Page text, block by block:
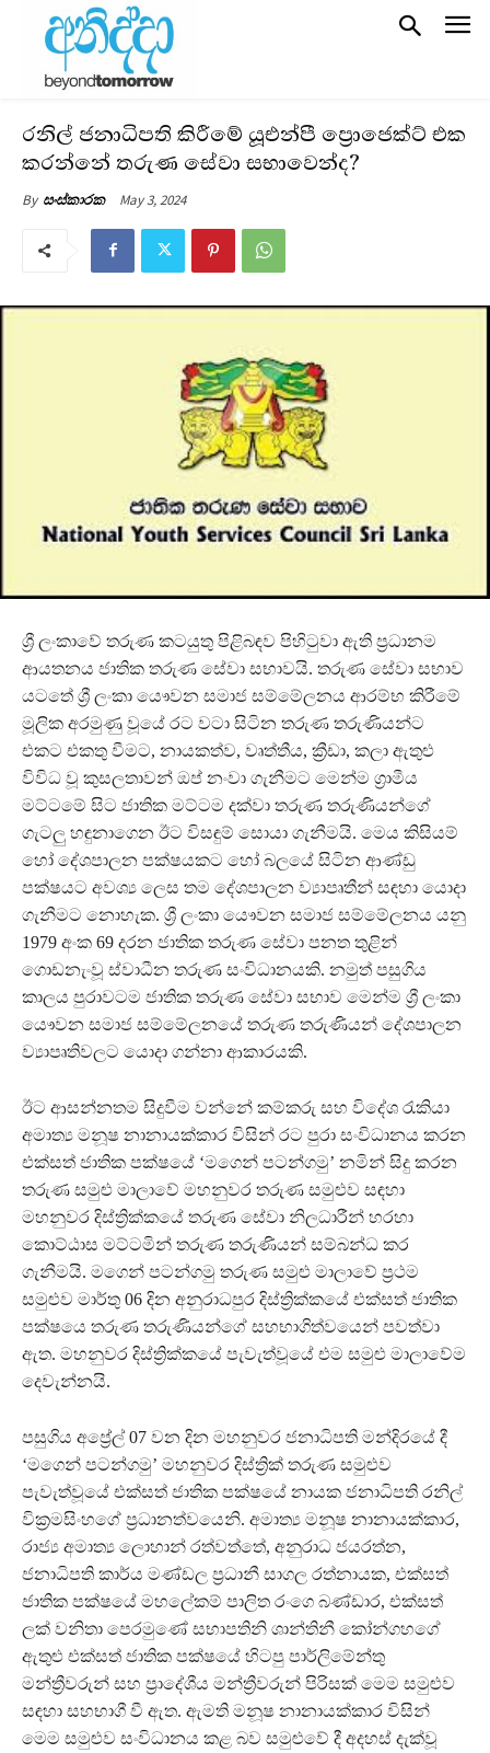
රනිල් ජනාධිපති කිරීමේ යූඑන්පී ප්‍රොජෙක්ට් එක
කරන්නේ තරුණ සේවා සභාවෙන්ද?
By සංස්කාරක May 3, 2024
ශ්‍රී ලංකාවේ තරුණ කටයුතු පිළිබඳව පිහිටුවා ඇති ප්‍රධානම
ආයතනය ජාතික තරුණ සේවා සභාවයි. තරුණ සේවා සභාව
යටතේ ශ්‍රී ලංකා යෞවන සමාජ සම්මේලනය ආරම්භ කිරීමේ
මූලික අරමුණු වූයේ රට වටා සිටින තරුණ තරුණියන්ට
එකට එකතු වීමට, නායකත්ව, වෘත්තීය, ක්‍රීඩා, කලා ඇතුළු
විවිධ වූ කුසලතාවන් ඔප් නංවා ගැනීමට මෙන්ම ග්‍රාමීය
මට්ටමේ සිට ජාතික මට්ටම දක්වා තරුණ තරුණියන්ගේ
ගැටලු හඳුනාගෙන ඊට විසඳුම් සොයා ගැනීමයි. මෙය කිසියම්
හෝ දේශපාලන පක්ෂයකට හෝ බලයේ සිටින ආණ්ඩු
පක්ෂයට අවශ්‍ය ලෙස තම දේශපාලන ව්‍යාපෘතීන් සඳහා යොදා
ගැනීමට නොහැක. ශ්‍රී ලංකා යෞවන සමාජ සම්මේලනය යනු
1979 අංක 69 දරන ජාතික තරුණ සේවා පනත තුළින්
ගොඩනැංවූ ස්වාධීන තරුණ සංවිධානයකි. නමුත් පසුගිය
කාලය පුරාවටම ජාතික තරුණ සේවා සභාව මෙන්ම ශ්‍රී ලංකා
යෞවන සමාජ සම්මේලනයේ තරුණ තරුණියන් දේශපාලන
ව්‍යාපෘතිවලට යොදා ගන්නා ආකාරයකි.
ඊට ආසන්නතම සිදුවීම වන්නේ කම්කරු සහ විදේශ රැකියා
අමාත්‍ය මනූෂ නානායක්කාර විසින් රට පුරා සංවිධානය කරන
එක්සත් ජාතික පක්ෂයේ ‘මගෙන් පටන්ගමු’ නමින් සිදු කරන
තරුණ සමුළු මාලාවේ මහනුවර තරුණ සමුළුව සඳහා
මහනුවර දිස්ත්‍රික්කයේ තරුණ සේවා නිලධාරීන් හරහා
කොට්ඨාස මට්ටමින් තරුණ තරුණියන් සම්බන්ධ කර
ගැනීමයි. මගෙන් පටන්ගමු තරුණ සමුළු මාලාවේ ප්‍රථම
සමුළුව මාර්තු 06 දින අනුරාධපුර දිස්ත්‍රික්කයේ එක්සත් ජාතික
පක්ෂයෙ තරුණ තරුණියන්ගේ සහභාගිත්වයෙන් පවත්වා
ඇත. මහනුවර දිස්ත්‍රික්කයේ පැවැත්වූයේ එම සමුළු මාලාවේම
දෙවැන්නයි.
පසුගිය අප්‍රේල් 07 වන දින මහනුවර ජනාධිපති මන්දිරයේ දී
‘මගෙන් පටන්ගමු’ මහනුවර දිස්ත්‍රික් තරුණ සමුළුව
පැවැත්වූයේ එක්සත් ජාතික පක්ෂයේ නායක ජනාධිපති රනිල්
වික්‍රමසිංහගේ ප්‍රධානත්වයෙනි. අමාත්‍ය මනූෂ නානායක්කාර,
රාජ්‍ය අමාත්‍ය ලොහාන් රත්වත්තේ, අනුරාධ ජයරත්න,
ජනාධිපති කාර්ය මණ්ඩල ප්‍රධානී සාගල රත්නායක, එක්සත්
ජාතික පක්ෂයේ මහලේකම් පාලිත රංගෙ බණ්ඩාර, එක්සත්
ලක් වනිතා පෙරමුණේ සභාපතිනි ශාන්තිනී කෝන්ගහගේ
ඇතුළු එක්සත් ජාතික පක්ෂයේ හිටපු පාර්ලිමේන්තු
මන්ත්‍රීවරුන් සහ ප්‍රාදේශීය මන්ත්‍රීවරුන් පිරිසක් මෙම සමුළුව
සඳහා සහභාගී වී ඇත. ඇමති මනූෂ නානායක්කාර විසින්
මෙම සමුළුව සංවිධානය කළ බව සමුළුවේ දී අදහස් දැක්වූ